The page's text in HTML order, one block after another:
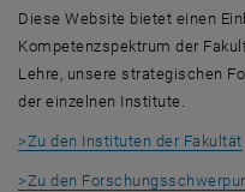
Diese Website bietet einen
Kompetenzspektrum der
Lehre, unsere strategischen
der einzelnen Institute.
>Zu den Instituten der Fakultät
>Zu den